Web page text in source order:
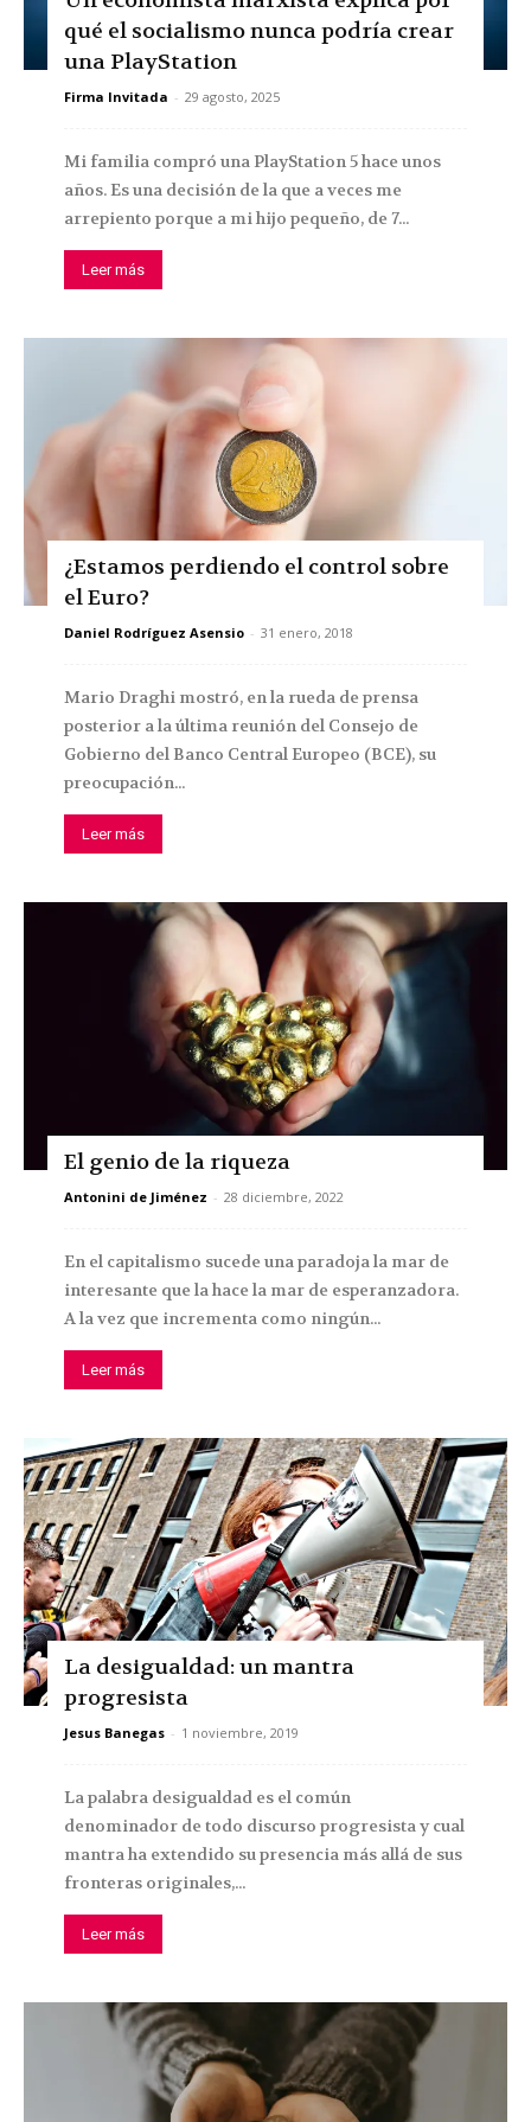
qué el socialismo nunca podría crear
una PlayStation
Firma Invitada - 29 agosto, 2025
Mi familia compró una PlayStation 5 hace unos
años. Es una decisión de la que a veces me
arrepiento porque a mi hijo pequeño, de 7...
Leer más
¿Estamos perdiendo el control sobre
el Euro?
Daniel Rodríguez Asensio - 31 enero, 2018
Mario Draghi mostró, en la rueda de prensa
posterior a la última reunión del Consejo de
Gobierno del Banco Central Europeo (BCE), su
preocupación...
Leer más
El genio de la riqueza
Antonini de Jiménez - 28 diciembre, 2022
En el capitalismo sucede una paradoja la mar de
interesante que la hace la mar de esperanzadora.
A la vez que incrementa como ningún...
Leer más
La desigualdad: un mantra
progresista
Jesus Banegas - 1 noviembre, 2019
La palabra desigualdad es el común
denominador de todo discurso progresista y cual
mantra ha extendido su presencia más allá de sus
fronteras originales,...
Leer más